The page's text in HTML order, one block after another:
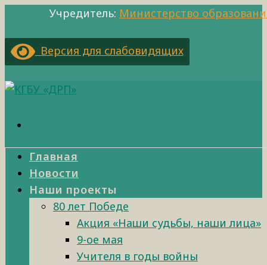
Учредитель: Министерство
Версия для слабовидящих
Главная
Новости
Наши проекты
80 лет Победе
Акция «Наши судьбы, наши лица»
9-ое мая
Учителя в годы войны